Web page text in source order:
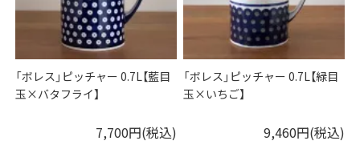
「ボレス」ピッチャー 0.7L【藍目
玉×バタフライ】
7,700円(税込)
「ボレス」ピッチャー 0.7L【緑目
玉×いちご】
9,460円(税込)